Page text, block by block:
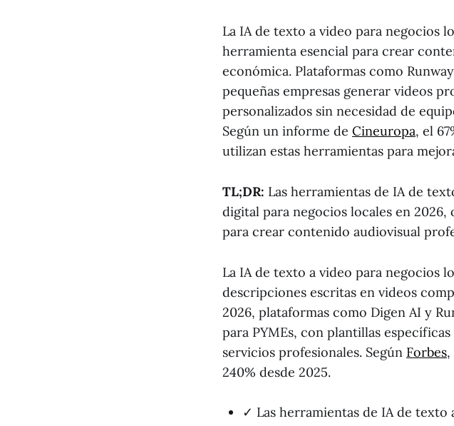
La IA de texto a video para negocios
herramienta esencial para crear
económica. Plataformas como
pequeñas empresas generar videos
personalizados sin necesidad de
Según un informe de Cineuropa, el
utilizan estas herramientas para
TL;DR: Las herramientas de IA de
digital para negocios locales en
para crear contenido audiovisual
La IA de texto a video para negocios
descripciones escritas en videos
2026, plataformas como Digen AI y
para PYMEs, con plantillas
servicios profesionales. Según Forbes,
240% desde 2025.
✓ Las herramientas de IA de